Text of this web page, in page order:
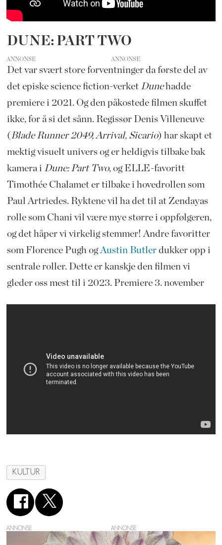
DUNE: PART TWO
ANNONSE
Det var svært store forventninger da første del av
det episke science fiction-verket Dunehadde
premiere i 2021. Og den påkostede filmen skuffet
ikke, for å si det sånn. Regissør Denis Villeneuve
(Blade Runner 2049, Arrival, Sicario) har skapt et
mektig visuelt univers og er heldigvis tilbake bak
kamera i Dune: Part Two, og ELLE-favoritt
Timothée Chalamet er tilbake i hovedrollen som
Paul Artriedes. Ryktene vil ha det til at Zendayas
rolle som Chani vil være mye større i oppfølgeren,
og det håper vi virkelig stemmer! Andre favoritter
som Florence Pugh ogAustin Butlerdukker opp i
sentrale roller. Dette er kanskje den filmen vi
gleder oss mest til i 2023. Premiere 3. november
KULTUR
ANNONSE